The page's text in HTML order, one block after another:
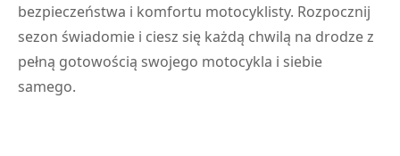
bezpieczeństwa i komfortu motocyklisty. Rozpocznij
sezon świadomie i ciesz się każdą chwilą na drodze z
pełną gotowością swojego motocykla i siebie
samego.